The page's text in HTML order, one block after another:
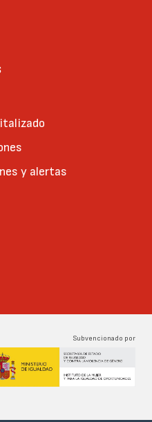
y alertas
Subvencionado por